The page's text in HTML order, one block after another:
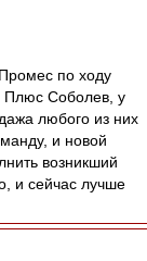
по ходу
. Плюс Соболев, у
любого из них
и новой
возникший
и сейчас лучше